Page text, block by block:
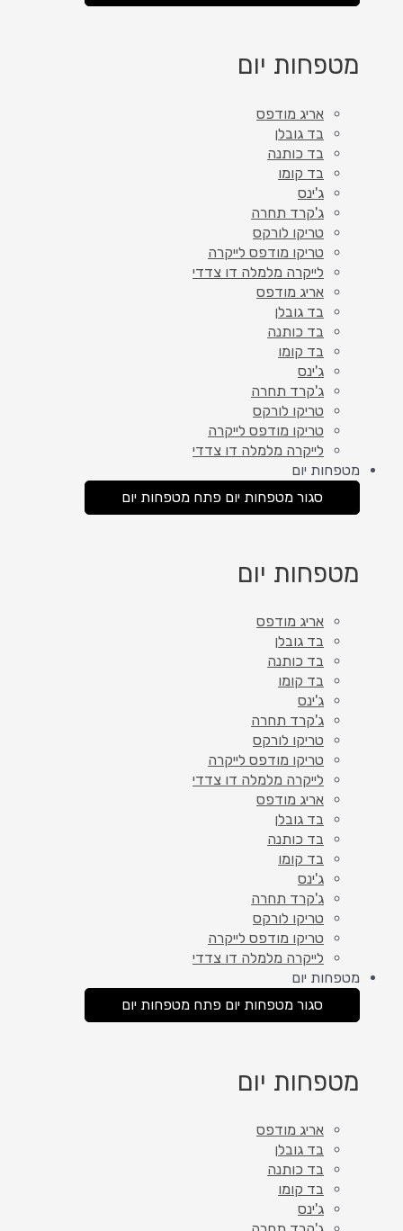
מטפחות יום
אריג מודפס
בד גובלן
בד כותנה
בד קומו
ג'ינס
ג'קרד תחרה
טריקו לורקס
טריקו מודפס לייקרה
לייקרה מלמלה דו צדדי
אריג מודפס
בד גובלן
בד כותנה
בד קומו
ג'ינס
ג'קרד תחרה
טריקו לורקס
טריקו מודפס לייקרה
לייקרה מלמלה דו צדדי
מטפחות יום
סגור מטפחות יום פתח מטפחות יום
מטפחות יום
אריג מודפס
בד גובלן
בד כותנה
בד קומו
ג'ינס
ג'קרד תחרה
טריקו לורקס
טריקו מודפס לייקרה
לייקרה מלמלה דו צדדי
אריג מודפס
בד גובלן
בד כותנה
בד קומו
ג'ינס
ג'קרד תחרה
טריקו לורקס
טריקו מודפס לייקרה
לייקרה מלמלה דו צדדי
מטפחות יום
סגור מטפחות יום פתח מטפחות יום
מטפחות יום
אריג מודפס
בד גובלן
בד כותנה
בד קומו
ג'ינס